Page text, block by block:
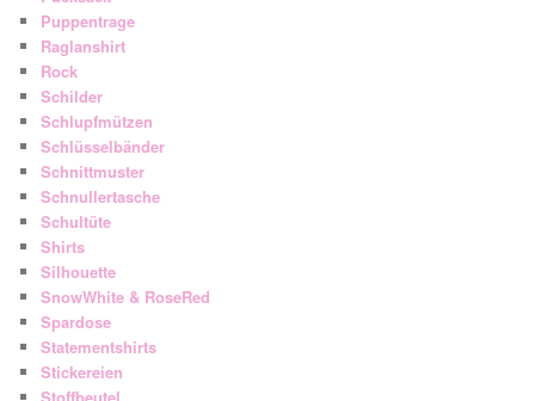
Puppentrage
Raglanshirt
Rock
Schilder
Schlupfmützen
Schlüsselbänder
Schnittmuster
Schnullertasche
Schultüte
Shirts
Silhouette
SnowWhite & RoseRed
Spardose
Statementshirts
Stickereien